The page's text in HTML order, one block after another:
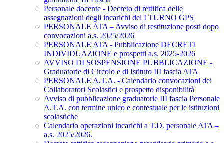
Personale docente - Decreto di rettifica delle
assegnazioni degli incarichi del I TURNO GPS
PERSONALE ATA – Avviso di restituzione posti dopo
convocazioni a.s. 2025/2026
PERSONALE ATA - Pubblicazione DECRETI
INDIVIDUAZIONE e prospetti a.s. 2025-2026
AVVISO DI SOSPENSIONE PUBBLICAZIONE -
Graduatorie di Circolo e di Istituto III fascia ATA
PERSONALE A.T.A. - Calendario convocazioni dei
Collaboratori Scolastici e prospetto disponibilità
Avviso di pubblicazione graduatorie III fascia Personale
A.T.A. con termine unico e contestuale per le istituzioni
scolastiche
Calendario operazioni incarichi a T.D. personale ATA –
a.s. 2025/2026.